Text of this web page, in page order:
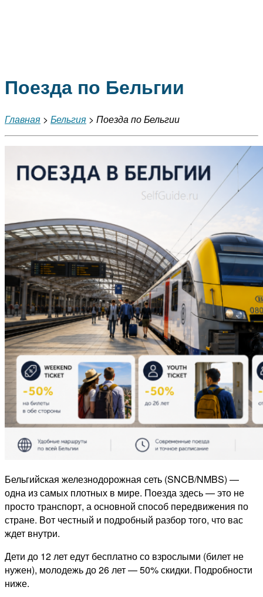
Поезда по Бельгии
Главная > Бельгия > Поезда по Бельгии
Бельгийская железнодорожная сеть (SNCB/NMBS) —
одна из самых плотных в мире. Поезда здесь — это не
просто транспорт, а основной способ передвижения по
стране. Вот честный и подробный разбор того, что вас
ждет внутри.
Дети до 12 лет едут бесплатно со взрослыми (билет не
нужен), молодежь до 26 лет — 50% скидки. Подробности
ниже.